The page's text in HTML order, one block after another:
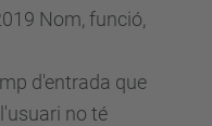
Nom, funció,
d'entrada que
no té